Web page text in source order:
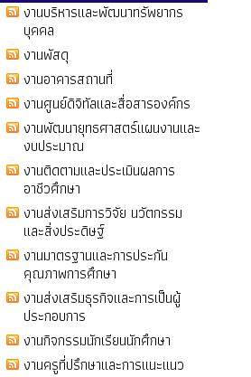
งานบริหารและพัฒนาทรัพยากร
บุคคล
งานพัสดุ
งานอาคารสถานที่
งานศูนย์ดิจิทัลและสื่อสารองค์กร
งานพัฒนายุทธศาสตร์แผนงานและ
งบประมาณ
งานติดตามและประเมินผลการ
อาชีวศึกษา
งานส่งเสริมการวิจัย นวัตกรรม
และสิ่งประดิษฐ์
งานมาตรฐานและการประกัน
คุณภาพการศึกษา
งานส่งเสริมธุรกิจและการเป็นผู้
ประกอบการ
งานกิจกรรมนักเรียนนักศึกษา
งานครูที่ปรึกษาและการแนะแนว